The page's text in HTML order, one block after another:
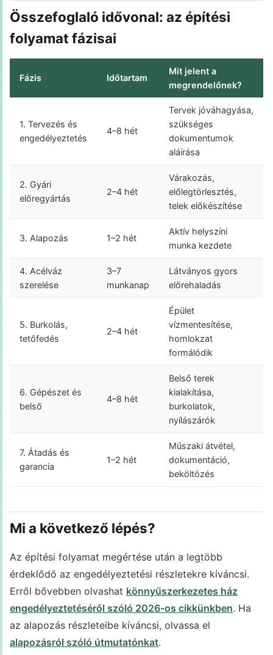
Összefoglaló idővonal: az építési
folyamat fázisai
Fázis Időtartam
Mit jelent a
megrendelőnek?
1. Tervezés és
engedélyeztetés
4–8 hét
Tervek jóváhagyása,
szükséges
dokumentumok
aláírása
2. Gyári
előregyártás
2–4 hét
Várakozás,
előlegtörlesztés,
telek előkészítése
3. Alapozás 1–2 hét
Aktív helyszíni
munka kezdete
4. Acélváz
szerelése
3–7
munkanap
Látványos gyors
előrehaladás
5. Burkolás,
tetőfedés
2–4 hét
Épület
vízmentesítése,
homlokzat
formálódik
6. Gépészet és
belső
4–8 hét
Belső terek
kialakítása,
burkolatok,
nyílászárók
7. Átadás és
garancia
1–2 hét
Műszaki átvétel,
dokumentáció,
beköltözés
Mi a következő lépés?
Az építési folyamat megértése után a legtöbb
érdeklődő az engedélyeztetési részletekre kíváncsi.
Erről bővebben olvashat könnyűszerkezetes ház
engedélyeztetéséről szóló 2026-os cikkünkben. Ha
az alapozás részleteibe kíváncsi, olvassa el
alapozásról szóló útmutatónkat.